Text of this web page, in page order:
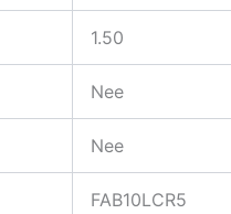
1.50
Nee
Nee
FAB10LCR5